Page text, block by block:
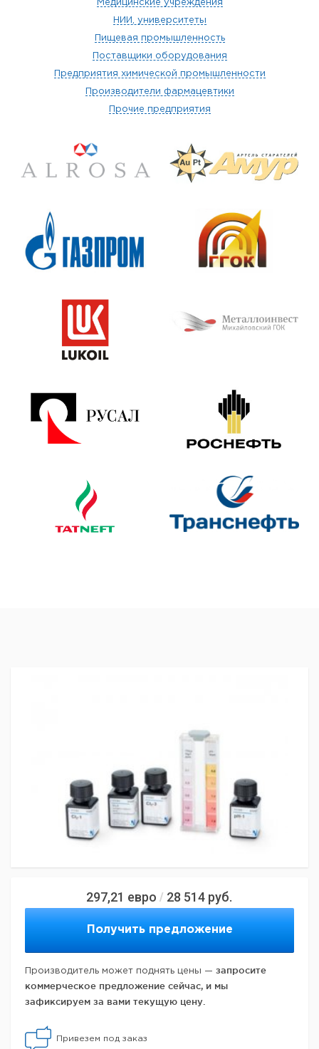
Медицинские учреждения
НИИ, университеты
Пищевая промышленность
Поставщики оборудования
Предприятия химической промышленности
Производители фармацевтики
Прочие предприятия
297,21 евро / 28 514 руб.
Получить предложение
Производитель может поднять цены — запросите
коммерческое предложение сейчас, и мы
зафиксируем за вами текущую цену.
Привезем под заказ